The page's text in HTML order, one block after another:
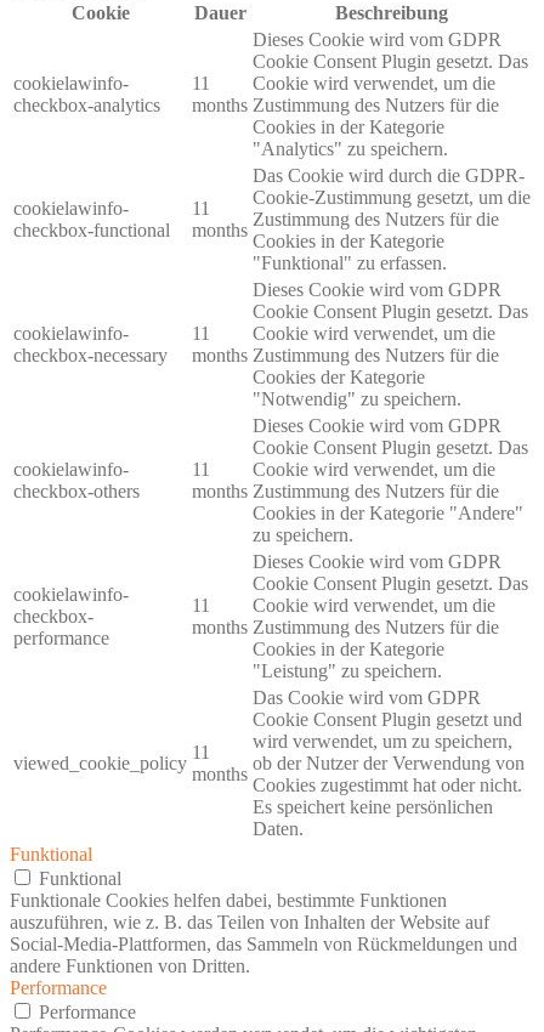
Cookie
Dauer Beschreibung
cookielawinfo-
checkbox-analytics
11
months
Dieses Cookie wird vom GDPR
Cookie Consent Plugin gesetzt. Das
Cookie wird verwendet, um die
Zustimmung des Nutzers für die
Cookies in der Kategorie
"Analytics" zu speichern.
cookielawinfo-
checkbox-functional
11
months
Das Cookie wird durch die GDPR-
Cookie-Zustimmung gesetzt, um die
Zustimmung des Nutzers für die
Cookies in der Kategorie
"Funktional" zu erfassen.
cookielawinfo-
checkbox-necessary
11
months
Dieses Cookie wird vom GDPR
Cookie Consent Plugin gesetzt. Das
Cookie wird verwendet, um die
Zustimmung des Nutzers für die
Cookies der Kategorie
"Notwendig" zu speichern.
cookielawinfo-
checkbox-others
11
months
Dieses Cookie wird vom GDPR
Cookie Consent Plugin gesetzt. Das
Cookie wird verwendet, um die
Zustimmung des Nutzers für die
Cookies in der Kategorie "Andere"
zu speichern.
cookielawinfo-
checkbox-
performance
11
months
Dieses Cookie wird vom GDPR
Cookie Consent Plugin gesetzt. Das
Cookie wird verwendet, um die
Zustimmung des Nutzers für die
Cookies in der Kategorie
"Leistung" zu speichern.
viewed_cookie_policy
11
months
Das Cookie wird vom GDPR
Cookie Consent Plugin gesetzt und
wird verwendet, um zu speichern,
ob der Nutzer der Verwendung von
Cookies zugestimmt hat oder nicht.
Es speichert keine persönlichen
Daten.
Funktional
Funktional
Funktionale Cookies helfen dabei, bestimmte Funktionen
auszuführen, wie z. B. das Teilen von Inhalten der Website auf
Social-Media-Plattformen, das Sammeln von Rückmeldungen und
andere Funktionen von Dritten.
Performance
Performance